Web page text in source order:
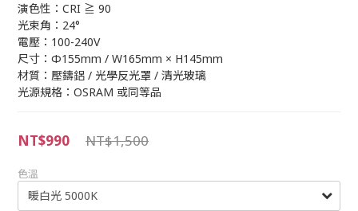
演色性：CRI ≧ 90
光束角：24°
電壓：100-240V
尺寸：Φ155mm / W165mm × H145mm
材質：壓鑄鋁 / 光學反光罩 / 清光玻璃
光源規格：OSRAM 或同等品
NT$1,500
NT$990
色溫